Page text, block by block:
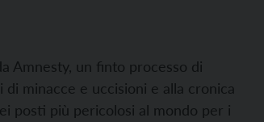
Amnesty, un finto processo di
minacce e uccisioni e alla cronica
posti più pericolosi al mondo per i